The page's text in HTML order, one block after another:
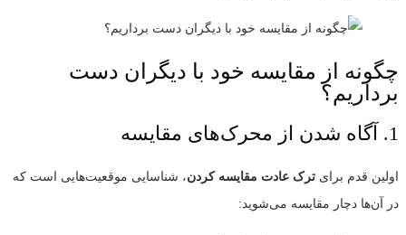
چگونه از مقایسه خود با دیگران دست
برداریم؟
1. آگاه شدن از محرک‌های مقایسه
اولین قدم برای ترک عادت مقایسه کردن، شناسایی موقعیت‌هایی است که
در آن‌ها دچار مقایسه می‌شوید: